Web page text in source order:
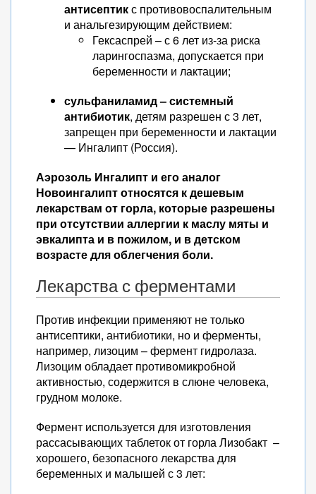
антисептикс противовоспалительным
и анальгезирующим действием:
Гексаспрей – с 6 лет из-за риска
ларингоспазма, допускается при
беременности и лактации;
сульфаниламид – системный
антибиотик, детям разрешен с 3 лет,
запрещен при беременности и лактации
— Ингалипт (Россия).
Аэрозоль Ингалипт и его аналог
Новоингалипт относятся к дешевым
лекарствам от горла, которые разрешены
при отсутствии аллергии к маслу мяты и
эвкалипта и в пожилом, и в детском
возрасте для облегчения боли.
Лекарства с ферментами
Против инфекции применяют не только
антисептики, антибиотики, но и ферменты,
например, лизоцим – фермент гидролаза.
Лизоцим обладает противомикробной
активностью, содержится в слюне человека,
грудном молоке.
Фермент используется для изготовления
рассасывающих таблеток от горла Лизобакт –
хорошего, безопасного лекарства для
беременных и малышей с 3 лет: